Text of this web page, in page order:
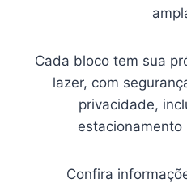
Cada bloco tem sua
lazer, com
privacidade,
Confira